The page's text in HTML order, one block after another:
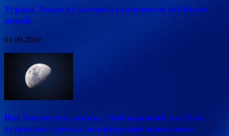
Угроза Земле из космоса становится всё более
явной
01.09.2019
Вне Земли есть жизнь. Побывавший на Луне
астронавт сделал шокирующее признание